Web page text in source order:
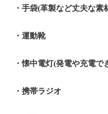
・手袋(革製など丈夫な素
・運動靴
・懐中電灯(発電や充電
・携帯ラジオ